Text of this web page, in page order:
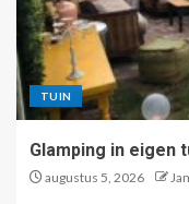
TUIN
Glamping in eigen
augustus 5, 2026